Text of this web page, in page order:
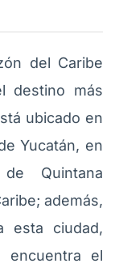
del Caribe
destino más
ubicado en
Yucatán, en
Quintana
además,
esta ciudad,
encuentra el